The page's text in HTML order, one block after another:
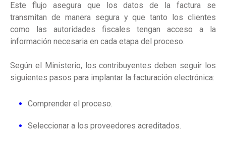
Este flujo asegura que los datos de la factura se
transmitan de manera segura y que tanto los clientes
como las autoridades fiscales tengan acceso a la
información necesaria en cada etapa del proceso.
Según el Ministerio, los contribuyentes deben seguir los
siguientes pasos para implantar la facturación electrónica:
Comprender el proceso.
Seleccionar a los proveedores acreditados.